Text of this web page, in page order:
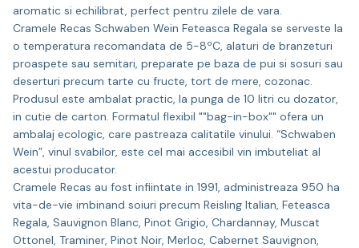
aromatic si echilibrat, perfect pentru zilele de vara.
Cramele Recas Schwaben Wein Feteasca Regala se serveste la
o temperatura recomandata de 5-8ºC, alaturi de branzeturi
proaspete sau semitari, preparate pe baza de pui si sosuri sau
deserturi precum tarte cu fructe, tort de mere, cozonac.
Produsul este ambalat practic, la punga de 10 litri cu dozator,
in cutie de carton. Formatul flexibil ""bag-in-box"" ofera un
ambalaj ecologic, care pastreaza calitatile vinului. “Schwaben
Wein”, vinul svabilor, este cel mai accesibil vin imbuteliat al
acestui producator.
Cramele Recas au fost infiintate in 1991, administreaza 950 ha
vita-de-vie imbinand soiuri precum Reisling Italian, Feteasca
Regala, Sauvignon Blanc, Pinot Grigio, Chardannay, Muscat
Ottonel, Traminer, Pinot Noir, Merloc, Cabernet Sauvignon,